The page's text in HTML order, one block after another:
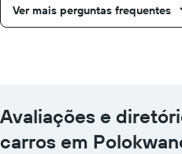
Ver mais perguntas frequentes
Avaliações e
carros em